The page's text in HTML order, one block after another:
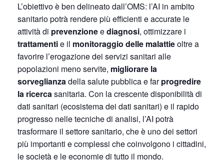
L’obiettivo è ben delineato dall’OMS: l’AI in ambito
sanitario potrà rendere più efficienti e accurate le
attività di prevenzioneediagnosi, ottimizzare i
trattamentie il monitoraggio delle malattieoltre a
favorire l’erogazione dei servizi sanitari alle
popolazioni meno servite, migliorare la
sorveglianzadella salute pubblica e farprogredire
la ricercasanitaria. Con la crescente disponibilità di
dati sanitari (ecosistema dei dati sanitari) e il rapido
progresso nelle tecniche di analisi, l’AI potrà
trasformare il settore sanitario, che è uno dei settori
più importanti e complessi che coinvolgono i cittadini,
le società e le economie di tutto il mondo.